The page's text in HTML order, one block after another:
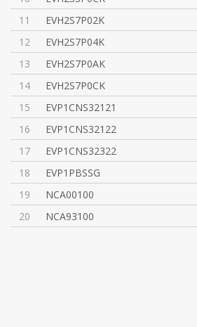
11
EVH2S7P02K
12
EVH2S7P04K
13
EVH2S7P0AK
14
EVH2S7P0CK
15
EVP1CNS32121
16
EVP1CNS32122
17
EVP1CNS32322
18
EVP1PBSSG
19
NCA00100
20
NCA93100